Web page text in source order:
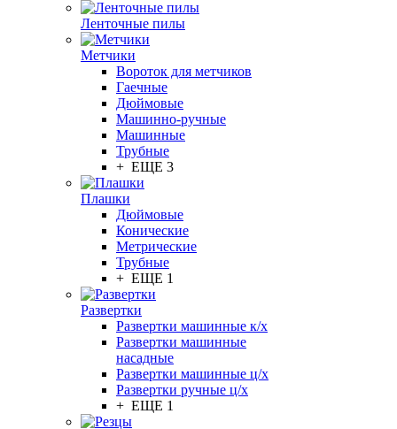
Ленточные пилы
Метчики
Вороток для метчиков
Гаечные
Дюймовые
Машинно-ручные
Машинные
Трубные
+ ЕЩЕ 3
Плашки
Дюймовые
Конические
Метрические
Трубные
+ ЕЩЕ 1
Развертки
Развертки машинные к/х
Развертки машинные
насадные
Развертки машинные ц/х
Развертки ручные ц/х
+ ЕЩЕ 1